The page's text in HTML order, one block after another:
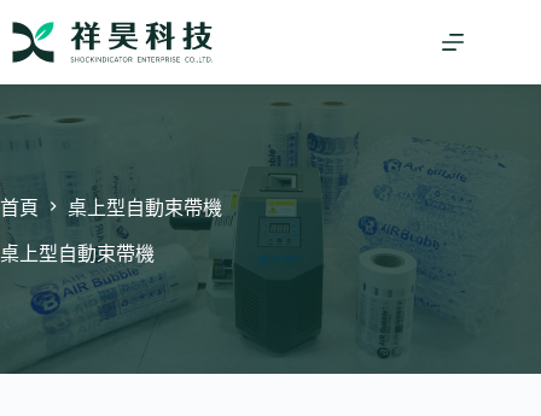
首頁 桌上型自動束帶機
桌上型自動束帶機